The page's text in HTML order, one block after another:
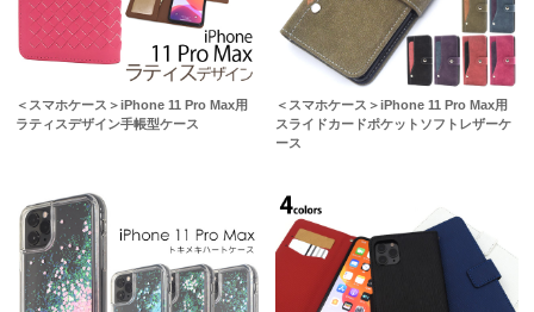
＜スマホケース＞iPhone 11 Pro Max用
ラティスデザイン手帳型ケース
＜スマホケース＞iPhone 11 Pro Max用
スライドカードポケットソフトレザーケ
ース